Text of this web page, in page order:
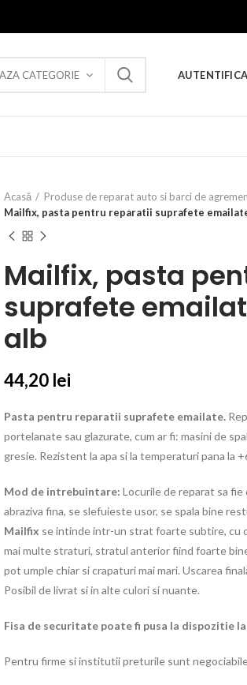
CATEGORIE
Acasă Produse de reparat auto si barci de
Mailfix, pasta pentru reparatii suprafete
Mailfix, pasta
suprafete
alb
44,20 lei
Pasta pentru reparatii suprafete emailate.
portelanate sau glazurate, cum ar fi: masini de
gresie. Rezistent la apa si la temperaturi pana la
Mod de intrebuintare: Locurile de reparat sa
abraziva fina, se slefuieste usor, se spala bine
Mailfix se intinde intr-un strat foarte subtire, cu
mai multe straturi, stratul anterior fiind foarte
pot umple chiar si crapaturi mai mari. Uscarea
Posibil de livrat si in alte culori si nuante.
Fisa de securitate poate fi pusa la dispozitie
Pentru firme si institutii preturile sunt